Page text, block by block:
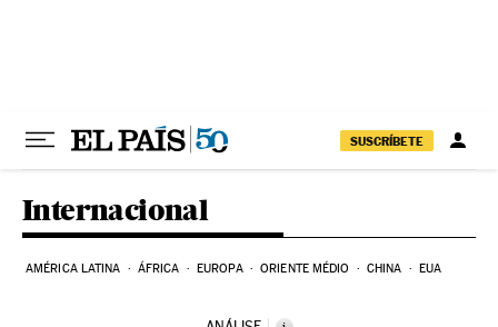
SUSCRÍBETE
Internacional
AMÉRICA LATINA ÁFRICA EUROPA ORIENTE MÉDIO CHINA EUA